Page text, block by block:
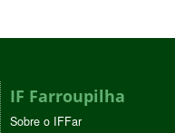
IF Farroupilha
Sobre o IFFar